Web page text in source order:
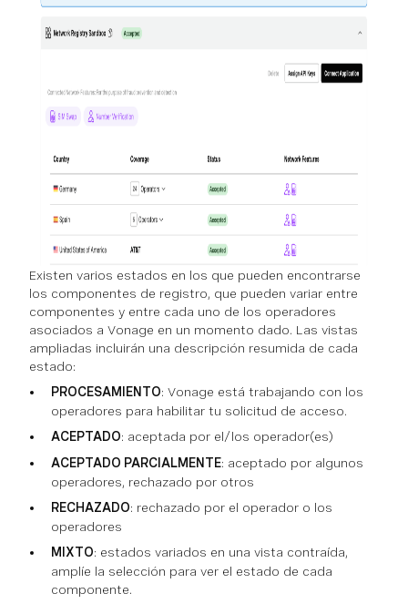
Existen varios estados en los que pueden encontrarse
los componentes de registro, que pueden variar entre
componentes y entre cada uno de los operadores
asociados a Vonage en un momento dado. Las vistas
ampliadas incluirán una descripción resumida de cada
estado:
PROCESAMIENTO: Vonage está trabajando con los
operadores para habilitar tu solicitud de acceso.
ACEPTADO: aceptada por el/los operador(es)
ACEPTADO PARCIALMENTE: aceptado por algunos
operadores, rechazado por otros
RECHAZADO: rechazado por el operador o los
operadores
MIXTO: estados variados en una vista contraída,
amplíe la selección para ver el estado de cada
componente.